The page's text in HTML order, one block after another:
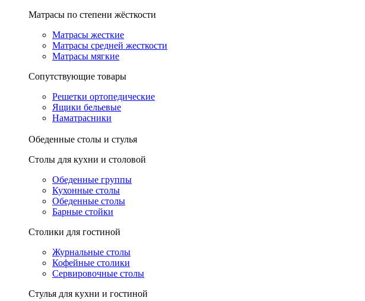
Матрасы по степени жёсткости
Матрасы жесткие
Матрасы средней жесткости
Матрасы мягкие
Сопутствующие товары
Решетки ортопедические
Ящики бельевые
Наматрасники
Обеденные столы и стулья
Столы для кухни и столовой
Обеденные группы
Кухонные столы
Обеденные столы
Барные стойки
Столики для гостиной
Журнальные столы
Кофейные столики
Сервировочные столы
Стулья для кухни и гостиной